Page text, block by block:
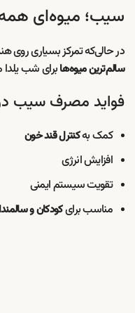
سیب؛ میوه‌ای
در حالی‌که تمرکز بسیاری روی
سالم‌ترین میوه‌هابرای شب
فواید مصرف سیب
کمک بهکنترل قند خون
افزایش انرژی
تقویت سیستم ایمنی
مناسب برایکودکان و